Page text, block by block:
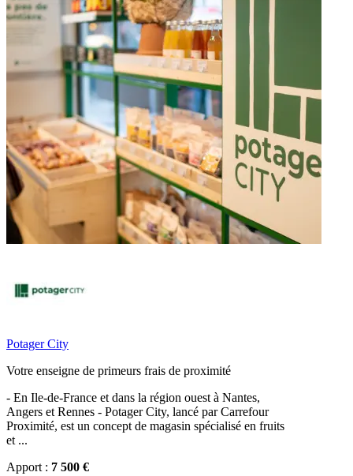
Potager City
Votre enseigne de primeurs frais de proximité
- En Ile-de-France et dans la région ouest à Nantes,
Angers et Rennes - Potager City, lancé par Carrefour
Proximité, est un concept de magasin spécialisé en fruits
et ...
Apport : 7 500 €